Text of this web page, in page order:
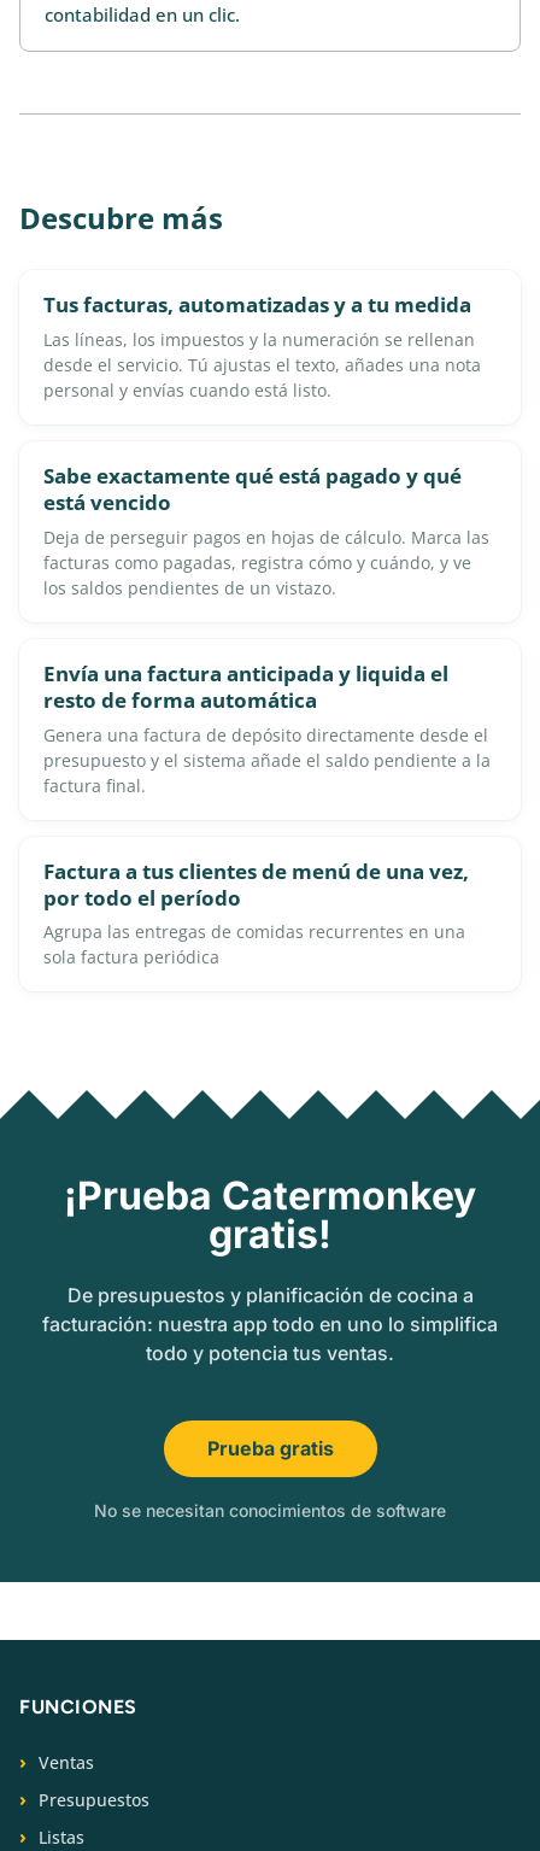
contabilidad en un clic.
Descubre más
Tus facturas, automatizadas y a tu medida
Las líneas, los impuestos y la numeración se rellenan
desde el servicio. Tú ajustas el texto, añades una nota
personal y envías cuando está listo.
Sabe exactamente qué está pagado y qué
está vencido
Deja de perseguir pagos en hojas de cálculo. Marca las
facturas como pagadas, registra cómo y cuándo, y ve
los saldos pendientes de un vistazo.
Envía una factura anticipada y liquida el
resto de forma automática
Genera una factura de depósito directamente desde el
presupuesto y el sistema añade el saldo pendiente a la
factura final.
Factura a tus clientes de menú de una vez,
por todo el período
Agrupa las entregas de comidas recurrentes en una
sola factura periódica
¡Prueba Catermonkey
gratis!
De presupuestos y planificación de cocina a
facturación: nuestra app todo en uno lo simplifica
todo y potencia tus ventas.
Prueba gratis
No se necesitan conocimientos de software
FUNCIONES
Ventas
Presupuestos
Listas